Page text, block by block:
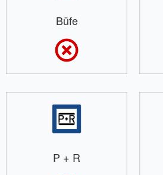
Büfe
P + R